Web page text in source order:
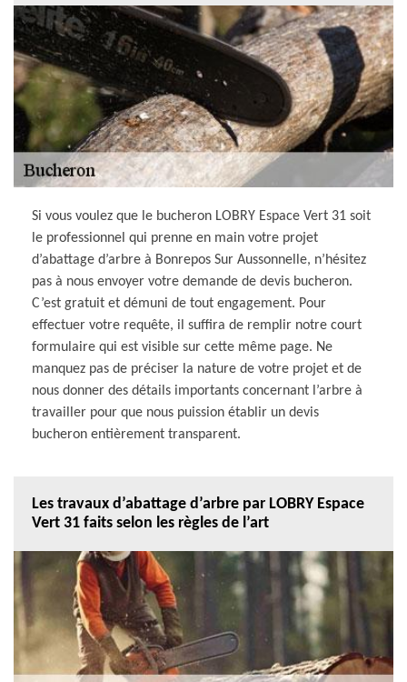
Si vous voulez que le bucheron LOBRY Espace Vert 31 soit
le professionnel qui prenne en main votre projet
d’abattage d’arbre à Bonrepos Sur Aussonnelle, n’hésitez
pas à nous envoyer votre demande de devis bucheron.
C’est gratuit et démuni de tout engagement. Pour
effectuer votre requête, il suffira de remplir notre court
formulaire qui est visible sur cette même page. Ne
manquez pas de préciser la nature de votre projet et de
nous donner des détails importants concernant l’arbre à
travailler pour que nous puission établir un devis
bucheron entièrement transparent.
Les travaux d’abattage d’arbre par LOBRY Espace
Vert 31 faits selon les règles de l’art